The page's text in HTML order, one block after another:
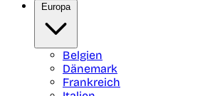
Europa
Belgien
Dänemark
Frankreich